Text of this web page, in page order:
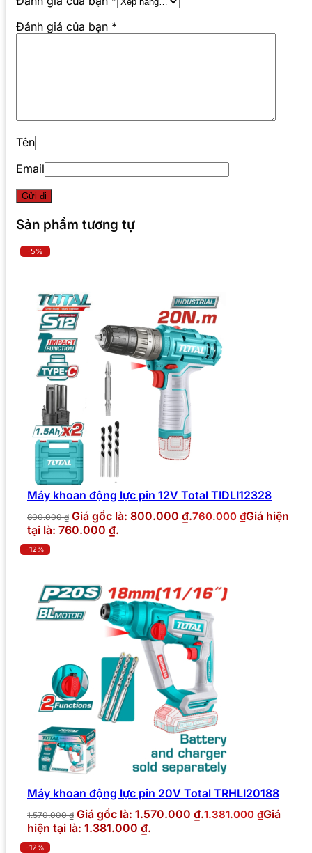
Đánh giá của bạn *
Tên
Email
Sản phẩm tương tự
-5%
Máy khoan động lực pin 12V Total TIDLI12328
800.000₫ Giá gốc là: 800.000 ₫.760.000 ₫Giá hiện
tại là: 760.000 ₫.
-12%
Máy khoan động lực pin 20V Total TRHLI20188
1.570.000₫ Giá gốc là: 1.570.000 ₫.1.381.000 ₫Giá
hiện tại là: 1.381.000 ₫.
-12%